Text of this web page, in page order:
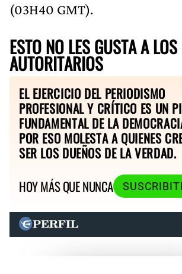
(03H40 GMT).
ESTO NO LES GUSTA A LOS
AUTORITARIOS
EL EJERCICIO DEL PERIODISMO
PROFESIONAL Y CRÍTICO ES UN
FUNDAMENTAL DE LA
POR ESO MOLESTA A QUIENES
SER LOS DUEÑOS DE LA VERDAD.
HOY MÁS QUE NUNCA